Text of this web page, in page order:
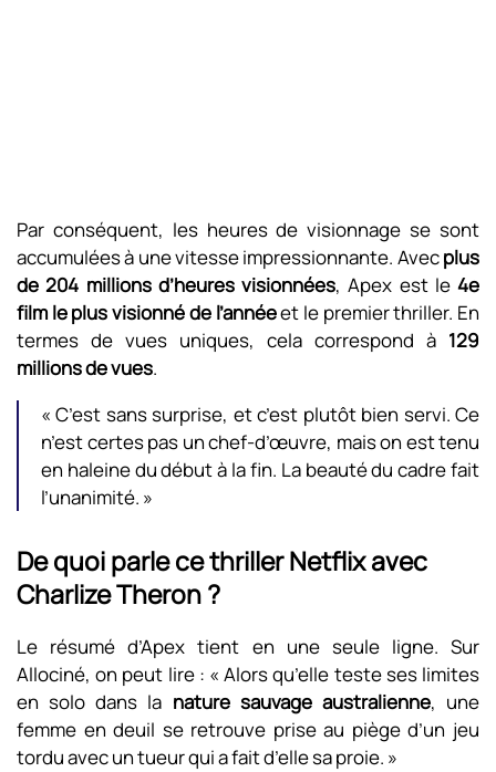
Par conséquent, les heures de visionnage se sont
accumulées à une vitesse impressionnante. Avecplus
de 204 millions d’heures visionnées, Apex est le 4e
film le plus visionné de l’annéeet le premier thriller. En
termes de vues uniques, cela correspond à 129
millions de vues.
« C’est sans surprise, et c’est plutôt bien servi. Ce
n’est certes pas un chef-d’œuvre, mais on est tenu
en haleine du début à la fin. La beauté du cadre fait
l’unanimité. »
De quoi parle ce thriller Netflix avec
Charlize Theron ?
Le résumé d’Apex tient en une seule ligne. Sur
Allociné, on peut lire : « Alors qu’elle teste ses limites
en solo dans la nature sauvage australienne, une
femme en deuil se retrouve prise au piège d’un jeu
tordu avec un tueur qui a fait d’elle sa proie. »